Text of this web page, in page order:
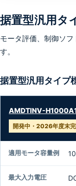
据置型汎用タ
モータ評価、制御ソ
す。
据置型汎用タイプ
型
式
適
用
ー
AMDTINV-
開発中・2026年度末